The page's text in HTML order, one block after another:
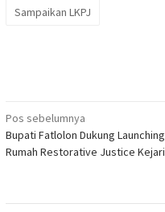
Sampaikan LKPJ
Navigasi
pos
Pos sebelumnya
Bupati Fatlolon Dukung Launching
Rumah Restorative Justice Kejari